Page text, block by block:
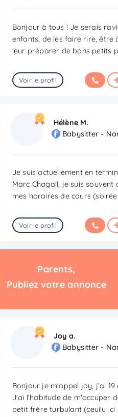
Bonjour à tous ! Je serais
enfants, de les faire rire, être
leur préparer de bons petits
Voir le profil
Hélène M.
Babysitter -
Je suis actuellement en
Marc Chagall, je suis
mes horaires de cours
Voir le profil
Parents,
Publiez votre annonce
Joy a.
Babysitter -
Bonjour je m'appel joy, j'ai 19
J'ai l'habitude de m'occuper
petit frère turbulant (ceuilui ci